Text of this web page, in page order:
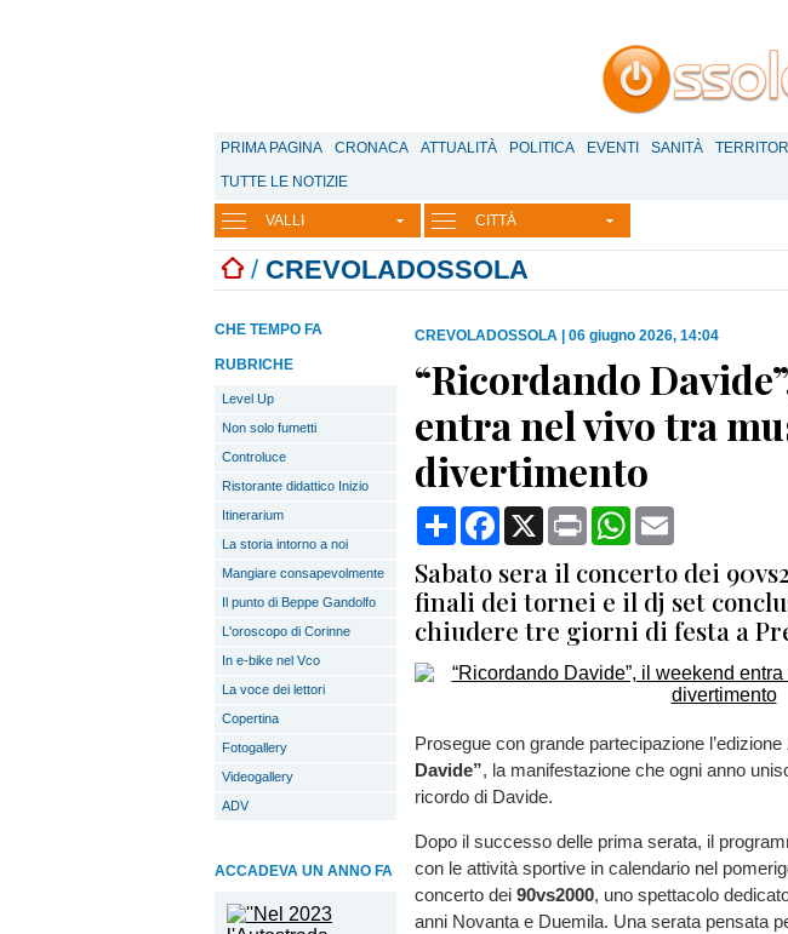
PRIMA PAGINA CRONACA ATTUALITÀ POLITICA EVENTI SANITÀ
TUTTE LE NOTIZIE
VALLI CITTÀ
/ CREVOLADOSSOLA
CHE TEMPO FA
RUBRICHE
Level Up
Non solo fumetti
Controluce
Ristorante didattico Inizio
Itinerarium
La storia intorno a noi
Mangiare consapevolmente
Il punto di Beppe Gandolfo
L'oroscopo di Corinne
In e-bike nel Vco
La voce dei lettori
Copertina
Fotogallery
Videogallery
ADV
ACCADEVA UN ANNO FA
CREVOLADOSSOLA 06 giugno 2026, 14:04
“Ricordando
entra nel vivo tra
divertimento
CondividiFacebook
X Print WhatsApp
Sabato sera il concerto dei
finali dei tornei e il dj set
chiudere tre giorni di festa a
Prosegue con grande partecipazione l’edizione
Davide”, la manifestazione che ogni anno
ricordo di Davide.
Dopo il successo delle prima serata, il
con le attività sportive in calendario nel
concerto dei 90vs2000, uno spettacolo
anni Novanta e Duemila. Una serata pensata